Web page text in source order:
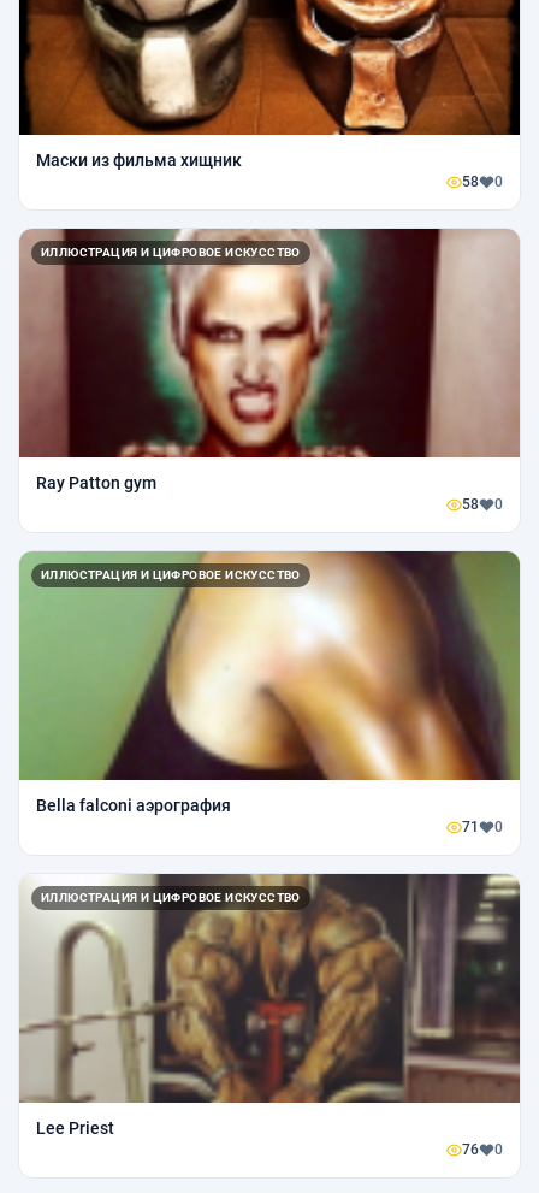
Маски из фильма хищник
58 0
ИЛЛЮСТРАЦИЯ И ЦИФРОВОЕ ИСКУССТВО
Ray Patton gym
58 0
ИЛЛЮСТРАЦИЯ И ЦИФРОВОЕ ИСКУССТВО
Bella falconi аэрография
71 0
ИЛЛЮСТРАЦИЯ И ЦИФРОВОЕ ИСКУССТВО
Lee Priest
76 0